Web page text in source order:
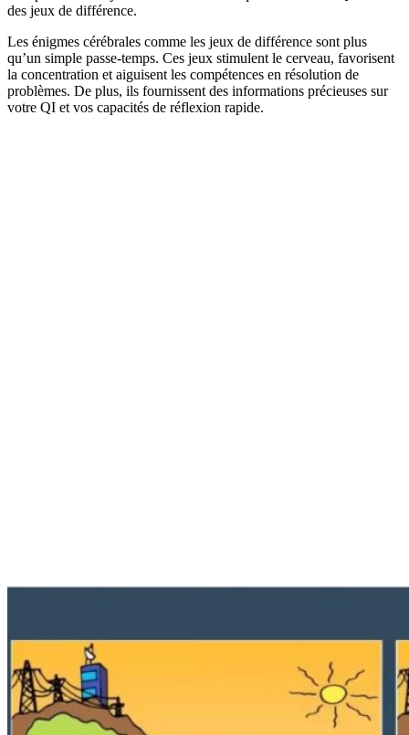
des jeux de différence.
Les énigmes cérébrales comme les jeux de différence sont plus
qu’un simple passe-temps. Ces jeux stimulent le cerveau, favorisent
la concentration et aiguisent les compétences en résolution de
problèmes. De plus, ils fournissent des informations précieuses sur
votre QI et vos capacités de réflexion rapide.